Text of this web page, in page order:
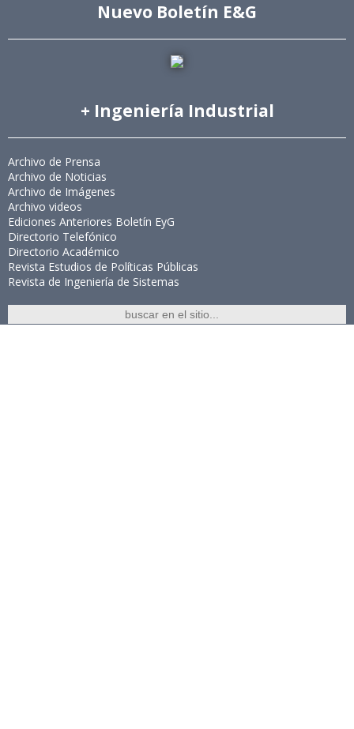
Nuevo Boletín E&G
+ Ingeniería Industrial
Archivo de Prensa
Archivo de Noticias
Archivo de Imágenes
Archivo videos
Ediciones Anteriores Boletín EyG
Directorio Telefónico
Directorio Académico
Revista Estudios de Políticas Públicas
Revista de Ingeniería de Sistemas